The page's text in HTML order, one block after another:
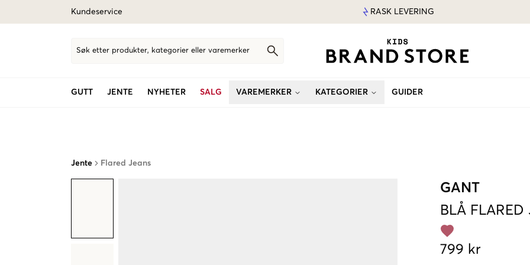
Kundeservice RASK LEVERING
Søk etter produkter, kategorier eller varemerker
GUTT JENTE NYHETER SALG VAREMERKER KATEGORIER GUIDER
Jente Flared Jeans
GANT
BLÅ FLARED
799 kr